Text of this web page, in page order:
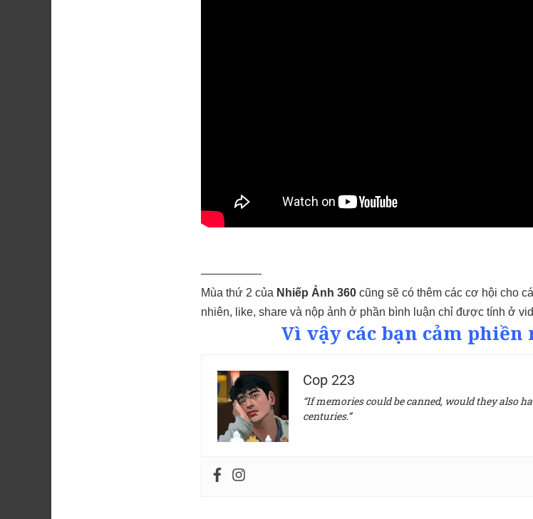
—————-
Mùa thứ 2 của Nhiếp Ảnh 360 cũng sẽ có thêm các cơ hội cho
nhiên, like, share và nộp ảnh ở phần bình luận chỉ được tính ở
Vì vậy các bạn cảm phiền
Cop 223
“If memories could be canned, would they also
centuries.”